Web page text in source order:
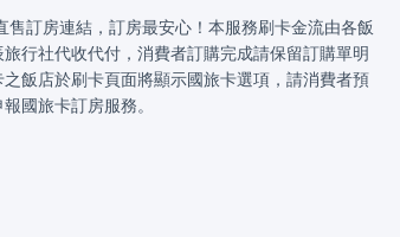
售訂房連結，訂房最安心！本服務刷卡金流由各飯
行社代收代付，消費者訂購完成請保留訂購單明
飯店於刷卡頁面將顯示國旅卡選項，請消費者預
國旅卡訂房服務。